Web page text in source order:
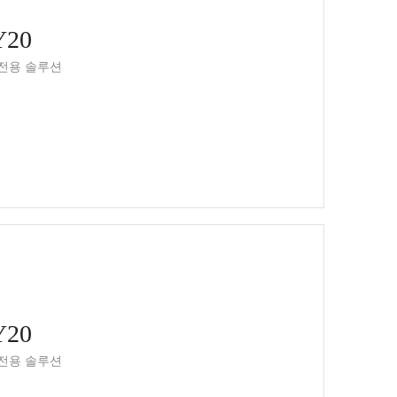
용 솔루션
용 솔루션